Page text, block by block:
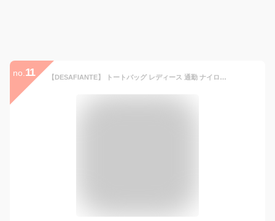
no. 11 【DESAFIANTE】 トートバッグ レディース 通勤 ナイロン 軽量 大容量 A4 ポーチ付 (ブルー)